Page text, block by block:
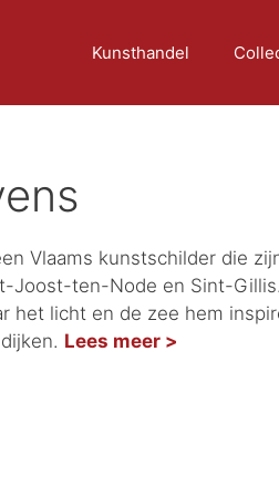
Kunsthandel
Vlaams kunstschilder die
Joost-ten-Node en Sint-
het licht en de zee hem
Lees meer >